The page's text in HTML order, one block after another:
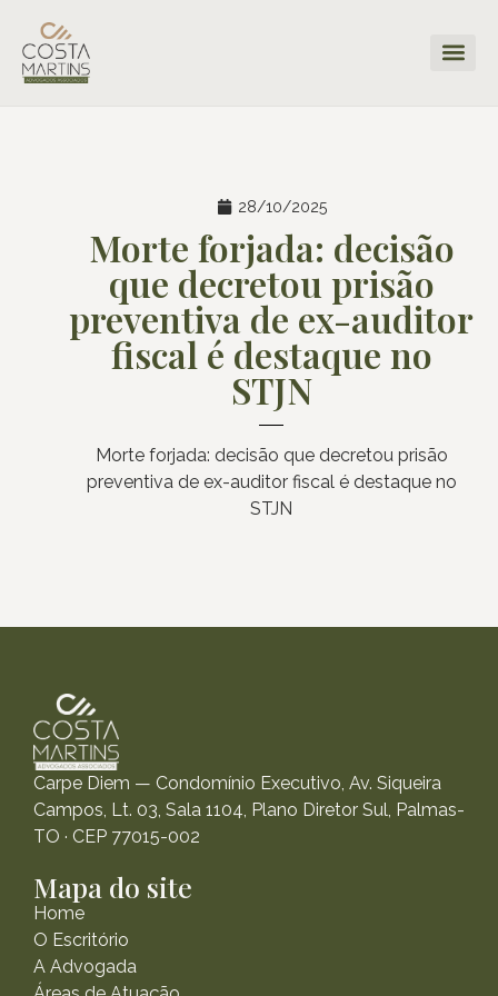
28/10/2025
Morte forjada: decisão
que decretou prisão
preventiva de ex-auditor
fiscal é destaque no
STJN
Morte forjada: decisão que decretou prisão
preventiva de ex-auditor fiscal é destaque no
STJN
Carpe Diem — Condomínio Executivo, Av. Siqueira
Campos, Lt. 03, Sala 1104, Plano Diretor Sul, Palmas-
TO · CEP 77015-002
Mapa do site
Home
O Escritório
A Advogada